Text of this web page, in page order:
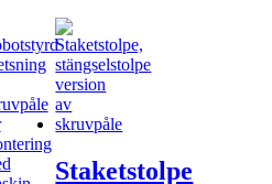
Staketstolpe